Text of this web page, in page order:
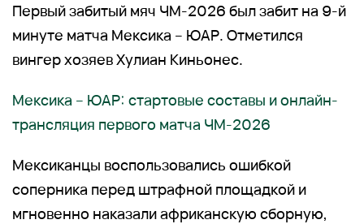
Первый забитый мяч ЧМ-2026 был забит на 9-й
минуте матча Мексика – ЮАР. Отметился
вингер хозяев Хулиан Киньонес.
Мексика – ЮАР: стартовые составы и онлайн-
трансляция первого матча ЧМ-2026
Мексиканцы воспользовались ошибкой
соперника перед штрафной площадкой и
мгновенно наказали африканскую сборную,